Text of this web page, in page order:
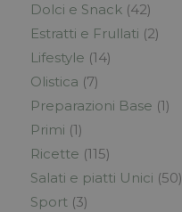
Dolci e Snack(42)
Estratti e Frullati (2)
Lifestyle (14)
Olistica (7)
Preparazioni Base (1)
Primi (1)
Ricette (115)
Salati e piatti Unici (50)
Sport(3)